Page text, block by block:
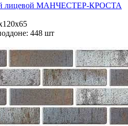
лицевой МАНЧЕСТЕР-КРОСТА
448 шт